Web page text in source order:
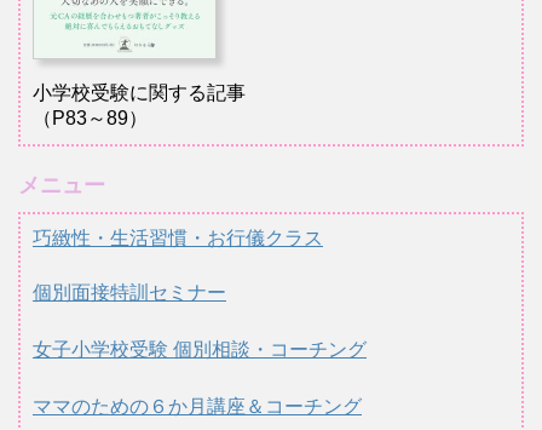
小学校受験に関する記事
（P83～89）
メニュー
巧緻性・生活習慣・お行儀クラス
個別面接特訓セミナー
女子小学校受験 個別相談・コーチング
ママのための６か月講座＆コーチング